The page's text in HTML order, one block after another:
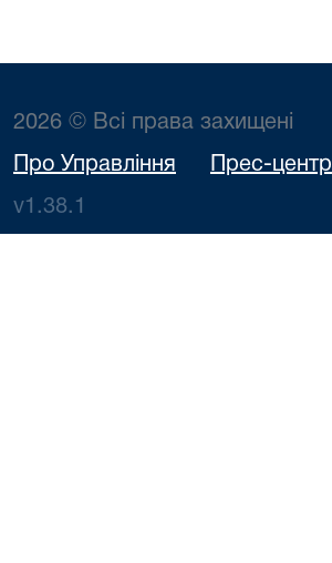
2026 © Всі права захищені
Про Управління Прес-центр
v1.38.1